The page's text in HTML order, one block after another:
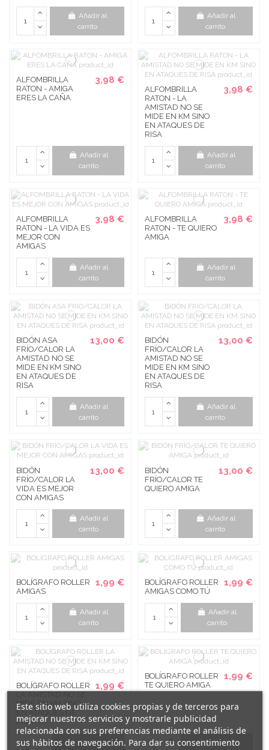
Añadir al
carrito
Añadir al
carrito
ALFOMBRILLA
RATON - AMIGA
ERES LA CAÑA
3,98 €
Añadir al
carrito
ALFOMBRILLA
RATON - LA
AMISTAD NO SE
MIDE EN KM SINO
EN ATAQUES DE
RISA
3,98 €
Añadir al
carrito
ALFOMBRILLA
RATON - LA VIDA ES
MEJOR CON
AMIGAS
3,98 €
Añadir al
carrito
ALFOMBRILLA
RATON - TE QUIERO
AMIGA
3,98 €
Añadir al
carrito
BIDÓN ASA
FRÍO/CALOR LA
AMISTAD NO SE
MIDE EN KM SINO
EN ATAQUES DE
RISA
13,00 €
Añadir al
carrito
BIDÓN
FRÍO/CALOR LA
AMISTAD NO SE
MIDE EN KM SINO
EN ATAQUES DE
RISA
13,00 €
Añadir al
carrito
BIDÓN
FRÍO/CALOR LA
VIDA ES MEJOR
CON AMIGAS
13,00 €
Añadir al
carrito
BIDÓN
FRÍO/CALOR TE
QUIERO AMIGA
13,00 €
Añadir al
carrito
BOLÍGRAFO ROLLER
AMIGAS
1,99 €
Añadir al
carrito
BOLÍGRAFO ROLLER
AMIGAS COMO TÚ
1,99 €
Añadir al
carrito
BOLÍGRAFO ROLLER
MIDE EN KM SINO
EN ATAQUES DE
RISA
1,99 €
Añadir al
BOLÍGRAFO ROLLER
TE QUIERO AMIGA
1,99 €
Añadir al
Este sitio web utiliza cookies propias y de terceros para
mejorar nuestros servicios y mostrarle publicidad
relacionada con sus preferencias mediante el análisis de
sus hábitos de navegación. Para dar su consentimiento